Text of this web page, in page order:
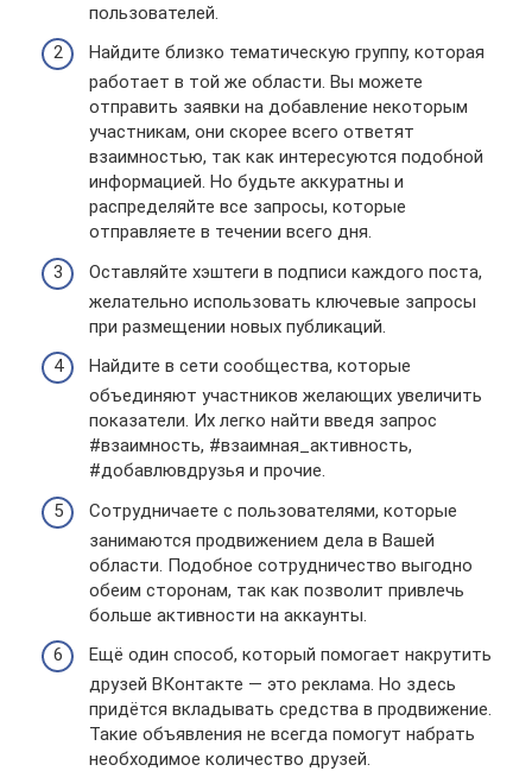
пользователей.
Найдите близко тематическую группу, которая
работает в той же области. Вы можете
отправить заявки на добавление некоторым
участникам, они скорее всего ответят
взаимностью, так как интересуются подобной
информацией. Но будьте аккуратны и
распределяйте все запросы, которые
отправляете в течении всего дня.
Оставляйте хэштеги в подписи каждого поста,
желательно использовать ключевые запросы
при размещении новых публикаций.
Найдите в сети сообщества, которые
объединяют участников желающих увеличить
показатели. Их легко найти введя запрос
#взаимность, #взаимная_активность,
#добавлювдрузья и прочие.
Сотрудничаете с пользователями, которые
занимаются продвижением дела в Вашей
области. Подобное сотрудничество выгодно
обеим сторонам, так как позволит привлечь
больше активности на аккаунты.
Ещё один способ, который помогает накрутить
друзей ВКонтакте — это реклама. Но здесь
придётся вкладывать средства в продвижение.
Такие объявления не всегда помогут набрать
необходимое количество друзей.